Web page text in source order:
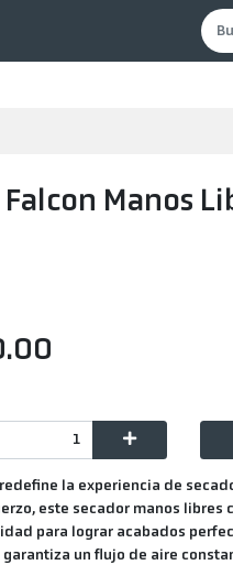
Falcon Manos
la experiencia de
este secador manos libres
para lograr acabados
un flujo de aire